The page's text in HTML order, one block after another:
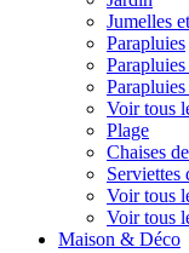
Jumelles
Parapluies
Voir tous
Plage
Chaises
Serviettes
Voir tous
Voir tous
Maison & Déco